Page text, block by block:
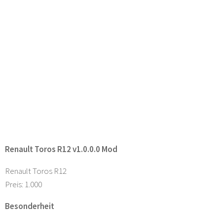
Renault Toros R12 v1.0.0.0 Mod
Renault Toros R12
Preis: 1.000
Besonderheit